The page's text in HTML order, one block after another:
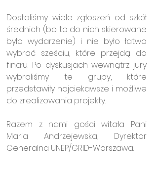
Dostaliśmy wiele zgłoszeń od szkół
średnich (bo to do nich skierowane
było wydarzenie) i nie było łatwo
wybrać sześciu, które przejdą do
finału. Po dyskusjach wewnątrz jury
wybraliśmy te grupy, które
przedstawiły najciekawsze i możliwe
do zrealizowania projekty.
Razem z nami gości witała Pani
Maria Andrzejewska, Dyrektor
Generalna UNEP/GRID-Warszawa.